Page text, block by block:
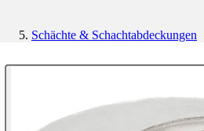
Schächte & Schachtabdeckungen